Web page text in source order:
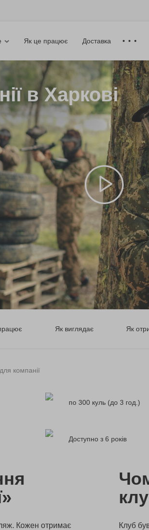
Як це працює Доставка
в Харкові
Як виглядає Як
компанії
по 300 куль (до 3 год.)
Доступно з 6 років
Кожен отримає
Клуб